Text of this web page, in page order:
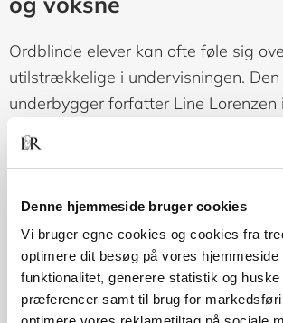
Denne hjemmeside bruger cookies
Vi bruger egne cookies og cookies fra
optimere dit besøg på vores
funktionalitet, generere statistik og huske
præferencer samt til brug for
Ordblinde elever kan ofte føle sig
utilstrækkelige i undervisningen.
underbygger forfatter Line Lorenzen
Ordblindevenlig undervisning i
voksne
. Hun kender og forstår de
I bogen giver hun derfor en lang
ideer og metoder til, hvordan du
skabe en hensigtsmæssig ramme for
ordblindevenlig undervisning.